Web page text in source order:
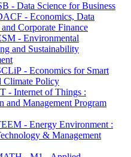
- Data Science for Business
- Economics, Data
Corporate Finance
- Environmental
and Sustainability
- Economics for Smart
Climate Policy
- Internet of Things :
and Management Program
- Energy Environment :
& Management